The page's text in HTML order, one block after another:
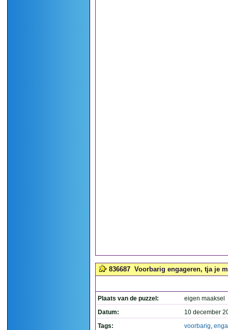
836687 Voorbarig engageren, tja je
Plaats van de puzzel:
eigen maaksel
Datum:
10 december
Tags:
voorbarig,